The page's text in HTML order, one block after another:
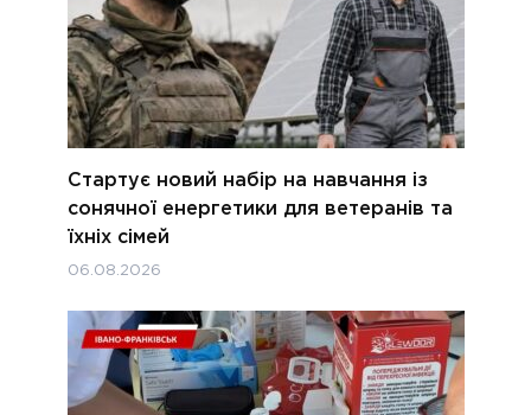
Стартує новий набір на навчання із
сонячної енергетики для ветеранів та
їхніх сімей
06.08.2026